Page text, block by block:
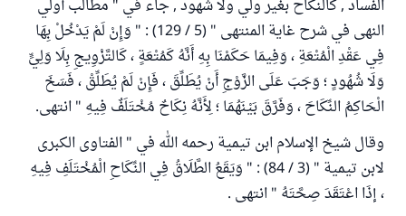
الفساد , كالنكاح بغير ولي ولا شهود , جاء في " مطالب أولي
النهى في شرح غاية المنتهى " (5 / 129) : " وَإِنْ لَمْ يَدْخُلْ بِهَا
فِي عَقْدِ الْمُتْعَةِ ، وَفِيمَا حَكَمْنَا بِهِ أَنَّهُ كَمُتْعَةٍ ، كَالتَّزْوِيجِ بِلَا وَلِيٍّ
وَلَا شُهُودٍ ؛ وَجَبَ عَلَى الزَّوْجِ أَنْ يُطَلِّقَ ، فَإِنْ لَمْ يُطَلِّقْ ، فَسَخَ
الْحَاكِمُ النِّكَاحَ ، وَفَرَّقَ بَيْنَهُمَا ؛ لِأَنَّهُ نِكَاحٌ مُخْتَلَفٌ فِيهِ " انتهى.
وقال شيخ الإسلام ابن تيمية رحمه الله في " الفتاوى الكبرى
لابن تيمية " (3 / 84) : " وَيَقَعُ الطَّلَاقُ فِي النِّكَاحِ الْمُخْتَلَفِ فِيهِ
، إذَا اعْتَقَدَ صِحَّتَهُ " انتهى .